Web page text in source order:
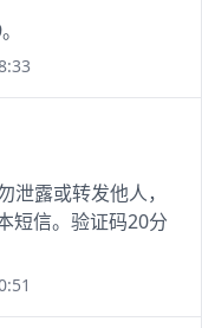
泄露或转发他人，
短信。验证码20分